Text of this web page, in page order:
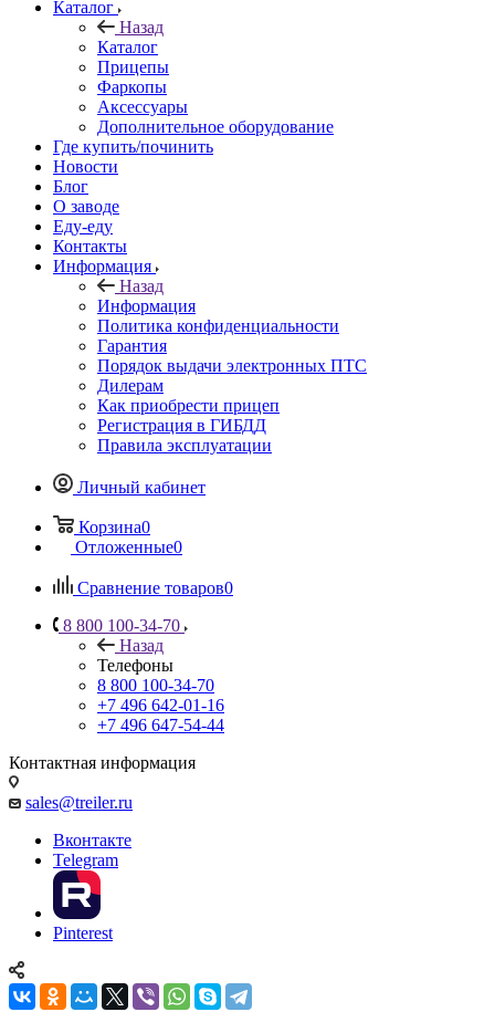
Каталог
Назад
Каталог
Прицепы
Фаркопы
Аксессуары
Дополнительное оборудование
Где купить/починить
Новости
Блог
О заводе
Еду-еду
Контакты
Информация
Назад
Информация
Политика конфиденциальности
Гарантия
Порядок выдачи электронных ПТС
Дилерам
Как приобрести прицеп
Регистрация в ГИБДД
Правила эксплуатации
Личный кабинет
Корзина0
Отложенные0
Сравнение товаров0
8 800 100-34-70
Назад
Телефоны
8 800 100-34-70
+7 496 642-01-16
+7 496 647-54-44
Контактная информация
sales@treiler.ru
Вконтакте
Telegram
Pinterest